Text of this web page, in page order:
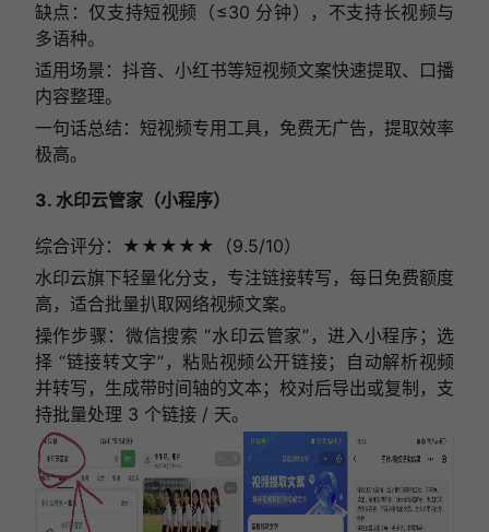
缺点：仅支持短视频（≤30 分钟），不支持长视频与
多语种。
适用场景：抖音、小红书等短视频文案快速提取、口播
内容整理。
一句话总结：短视频专用工具，免费无广告，提取效率
极高。
3. 水印云管家（小程序）
综合评分：★★★★★（9.5/10）
水印云旗下轻量化分支，专注链接转写，每日免费额度
高，适合批量扒取网络视频文案。
操作步骤：微信搜索 “水印云管家”，进入小程序；选
择 “链接转文字”，粘贴视频公开链接；自动解析视频
并转写，生成带时间轴的文本；校对后导出或复制，支
持批量处理 3 个链接 / 天。